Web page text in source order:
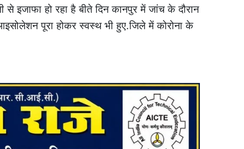
से इजाफा हो रहा है बीते दिन कानपुर में जांच के दौरान
पूरा होकर स्वस्थ भी हुए.जिले में कोरोना के